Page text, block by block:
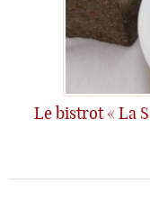
Le bistrot « La